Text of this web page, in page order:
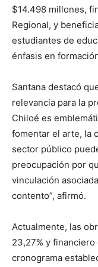
$14.498 millones,
Regional, y
estudiantes de
énfasis en
Santana destacó
relevancia para la
Chiloé es
fomentar el arte, la
sector público
preocupación por
vinculación
contento”, afirmó.
Actualmente, las
23,27% y
cronograma